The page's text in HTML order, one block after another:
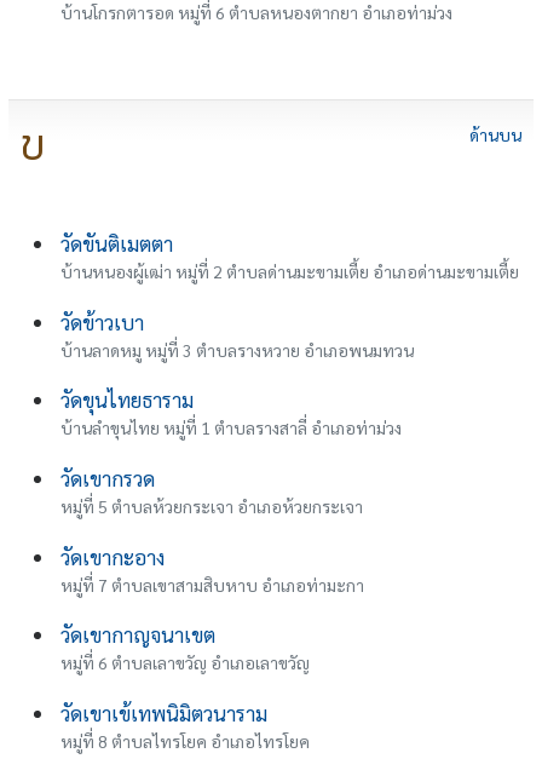
บ้านโกรกตารอด หมู่ที่ 6 ตำบลหนองตากยา อำเภอท่าม่วง
ด้านบน
ข
วัดขันติเมตตา
บ้านหนองผู้เฒ่า หมู่ที่ 2 ตำบลด่านมะขามเตี้ย อำเภอด่านมะขามเตี้ย
วัดข้าวเบา
บ้านลาดหมู หมู่ที่ 3 ตำบลรางหวาย อำเภอพนมทวน
วัดขุนไทยธาราม
บ้านลำขุนไทย หมู่ที่ 1 ตำบลรางสาลี่ อำเภอท่าม่วง
วัดเขากรวด
หมู่ที่ 5 ตำบลห้วยกระเจา อำเภอห้วยกระเจา
วัดเขากะอาง
หมู่ที่ 7 ตำบลเขาสามสิบหาบ อำเภอท่ามะกา
วัดเขากาญจนาเขต
หมู่ที่ 6 ตำบลเลาขวัญ อำเภอเลาขวัญ
วัดเขาเข้เทพนิมิตวนาราม
หมู่ที่ 8 ตำบลไทรโยค อำเภอไทรโยค